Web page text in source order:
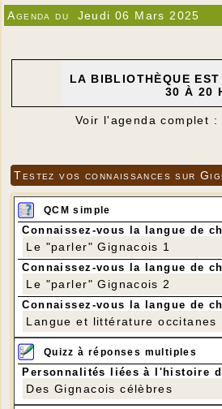
Agenda du Jeudi 06 Mars 2025
LA BIBLIOTHÈQUE
30 À 20
Voir l'agenda complet :
Testez vos connaissances sur
QCM simple
Connaissez-vous la langue de
Le "parler" Gignacois 1
Connaissez-vous la langue de
Le "parler" Gignacois 2
Connaissez-vous la langue de
Langue et littérature occitanes
Quizz à réponses multiples
Personnalités liées à l'histoire
Des Gignacois célèbres